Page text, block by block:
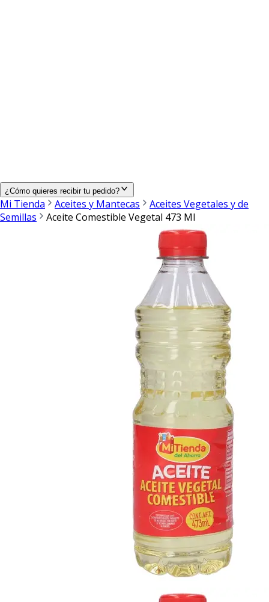
¿Cómo quieres recibir tu pedido?
Mi Tienda Aceites y Mantecas
Aceites Vegetales y de
Semillas
Aceite Comestible Vegetal 473 Ml